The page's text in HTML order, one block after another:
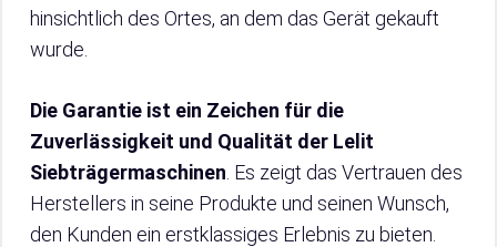
hinsichtlich des Ortes, an dem das Gerät gekauft
wurde.
Die Garantie ist ein Zeichen für die
Zuverlässigkeit und Qualität der Lelit
Siebträgermaschinen . Es zeigt das Vertrauen des
Herstellers in seine Produkte und seinen Wunsch,
den Kunden ein erstklassiges Erlebnis zu bieten.